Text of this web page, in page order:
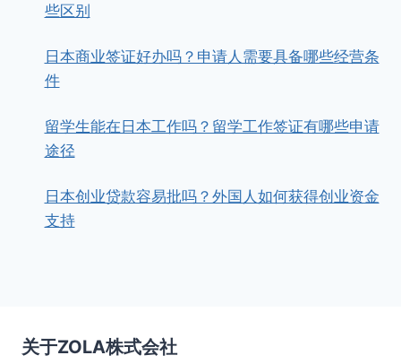
些区别
日本商业签证好办吗？申请人需要具备哪些经营条
件
留学生能在日本工作吗？留学工作签证有哪些申请
途径
日本创业贷款容易批吗？外国人如何获得创业资金
支持
关于ZOLA株式会社